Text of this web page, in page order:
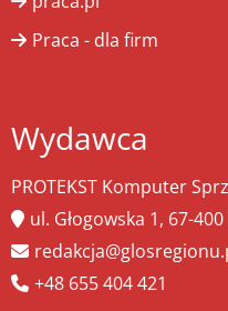
Praca - dla firm
Wydawca
PROTEKST Komputer
ul. Głogowska 1, 67-
+48 655 404 421